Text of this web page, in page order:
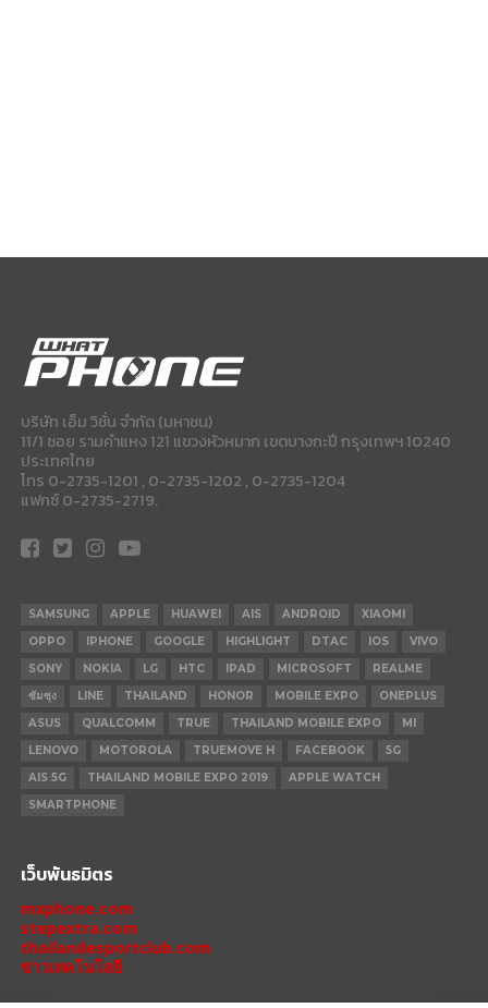
บริษัท เอ็ม วิชั่น จำกัด (มหาชน)
11/1 ซอย รามคำแหง 121 แขวงหัวหมาก เขตบางกะปี กรุงเทพฯ 10240
ประเทศไทย
โทร 0-2735-1201 , 0-2735-1202 , 0-2735-1204
แฟกซ์ 0-2735-2719.
SAMSUNG APPLE HUAWEI AIS ANDROID
XIAOMI
OPPO
IPHONE GOOGLE HIGHLIGHT DTAC IOS
VIVO
SONY
NOKIA LG HTC IPAD MICROSOFT
REALME
ซัมซุง
LINE THAILAND HONOR MOBILE EXPO
ONEPLUS
ASUS
QUALCOMM TRUE THAILAND MOBILE EXPO
MI
LENOVO
MOTOROLA TRUEMOVE H FACEBOOK
5G
AIS 5G
THAILAND MOBILE EXPO 2019
APPLE WATCH
SMARTPHONE
เว็บพันธมิตร
mxphone.com
stepextra.com
thailandesportclub.com
ข่าวเทคโนโลยี